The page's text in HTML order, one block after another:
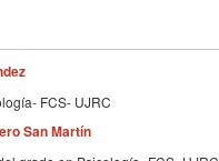
FCS- UJRC
San Martín